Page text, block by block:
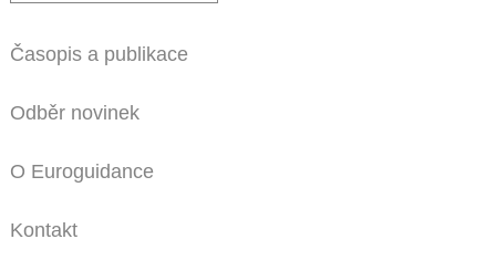
Časopis a publikace
Odběr novinek
O Euroguidance
Kontakt